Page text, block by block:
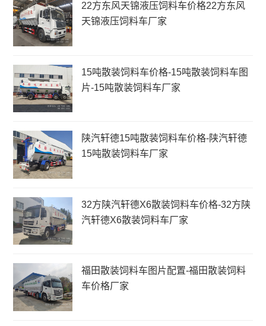
22方东风天锦液压饲料车价格22方东风
天锦液压饲料车厂家
15吨散装饲料车价格-15吨散装饲料车图
片-15吨散装饲料车厂家
陕汽轩德15吨散装饲料车价格-陕汽轩德
15吨散装饲料车厂家
32方陕汽轩德X6散装饲料车价格-32方陕
汽轩德X6散装饲料车厂家
福田散装饲料车图片配置-福田散装饲料
车价格厂家